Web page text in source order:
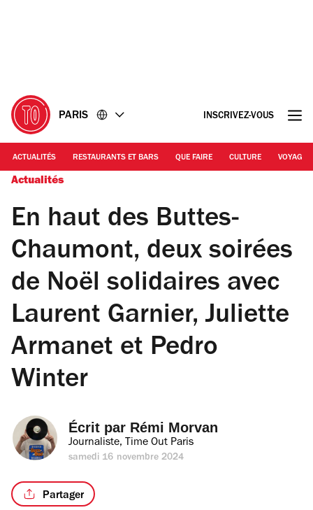
PARIS INSCRIVEZ-VOUS
ACTUALITÉS RESTAURANTS ET BARS QUE FAIRE CULTURE VOYAGE
Actualités
En haut des Buttes-
Chaumont, deux soirées
de Noël solidaires avec
Laurent Garnier, Juliette
Armanet et Pedro
Winter
Écrit par Rémi Morvan
Journaliste, Time Out Paris
samedi 16 novembre 2024
Partager